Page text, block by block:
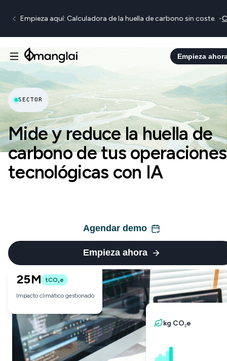
Empieza aquí: Calculadora de la huella de carbono sin coste. -
Empieza
SECTOR
Mide y reduce la huella de
carbono de tus operaciones
tecnológicas con IA
Agendar demo
Empieza ahora
25M tCO₂e
Impacto climático gestionado
kg CO₂e